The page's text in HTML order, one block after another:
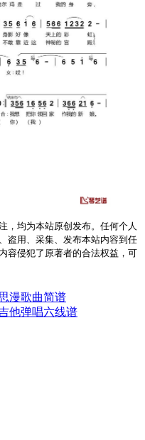
，均为本站原创发布。任何个人
盗用、采集、发布本站内容到任
容侵犯了原著者的合法权益，可
漫歌曲简谱
他弹唱六线谱